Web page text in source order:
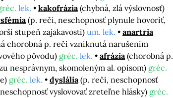
lek. kakofrázia (chybná, zlá výslovnosť)
(p. reči, neschopnosť plynule hovoriť,
stupeň zajakavosti)um. lek.
anartria
chorobná p. reči vzniknutá narušením
pôvodu) gréc. lek. afrázia (chorobná p.
nesprávnym, skomoleným al. opisom) gréc.
gréc. lek. dyslália (p. reči, neschopnosť
vyslovovať zreteľne hlásky) gréc.